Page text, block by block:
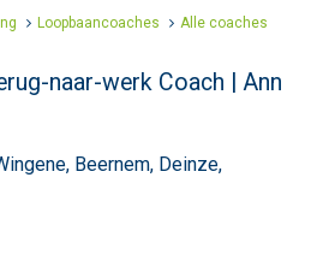
Loopbaancoaches
Alle coaches
naar-werk Coach | Ann
Beernem, Deinze,